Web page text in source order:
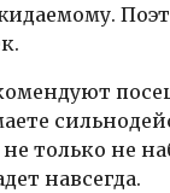
только не
навсегда.